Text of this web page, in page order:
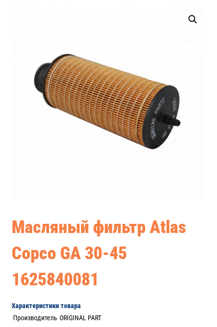
Масляный фильтр Atlas
Copco GA 30-45
1625840081
Характеристики товара
Производитель ORIGINAL PART